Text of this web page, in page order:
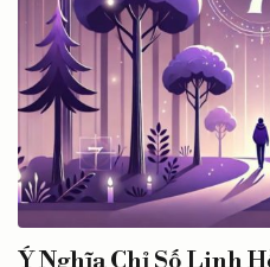
đặc điểm nổi bật...